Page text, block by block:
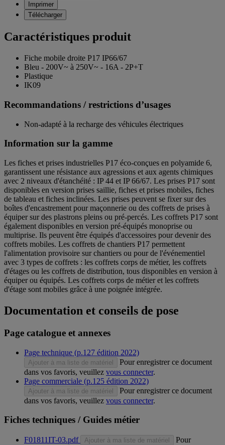
Imprimer
Télécharger
Caractéristiques produit
Fiche mobile droite P17 IP66/67
Bleu - 200V~ à 250V~ - 16A - 2P+T
Plastique
IK09
Recommandations / restrictions d’usages
Non-adapté à la recharge des véhicules électriques
Information sur la gamme
Les fiches et prises industrielles P17 éco-conçues en polyamide 6,
garantissent une résistance aux agressions et aux agents chimiques
avec 2 niveaux d'étanchéité : IP 44 et IP 66/67. Les prises P17 sont
disponibles en version prises saillie, fiches et prises mobiles, fiches
de tableau et fiches inclinées. Les prises peuvent se fixer sur des
boîtes d'encastrement pour maçonnerie ou des coffrets de prises à
équiper sur des plastrons pleins ou pré-percés. Les coffrets P17 sont
également disponibles en version pré-équipés monoprise ou
multiprise. Ils peuvent être équipés d'accessoires pour devenir des
coffrets mobiles. Les coffrets de chantiers P17 permettent
l'alimentation provisoire sur chantiers ou pour de l'événementiel
avec 3 types de coffrets : les coffrets corps de métier, les coffrets
d'étages ou les coffrets de distribution, tous disponibles en version à
équiper ou équipés. Les coffrets corps de métier et les coffrets
d'étage sont mobiles grâce à une poignée intégrée.
Documentation et conseils de pose
Page catalogue et annexes
Page technique (p.127 édition 2022)
Ajouter à ma liste de matériel
Pour enregistrer ce document
dans vos favoris, veuillez vous connecter.
Page commerciale (p.125 édition 2022)
Ajouter à ma liste de matériel
Pour enregistrer ce document
dans vos favoris, veuillez vous connecter.
Fiches techniques / Guides métier
F01811IT-03.pdf Ajouter à ma liste de matériel
Pour